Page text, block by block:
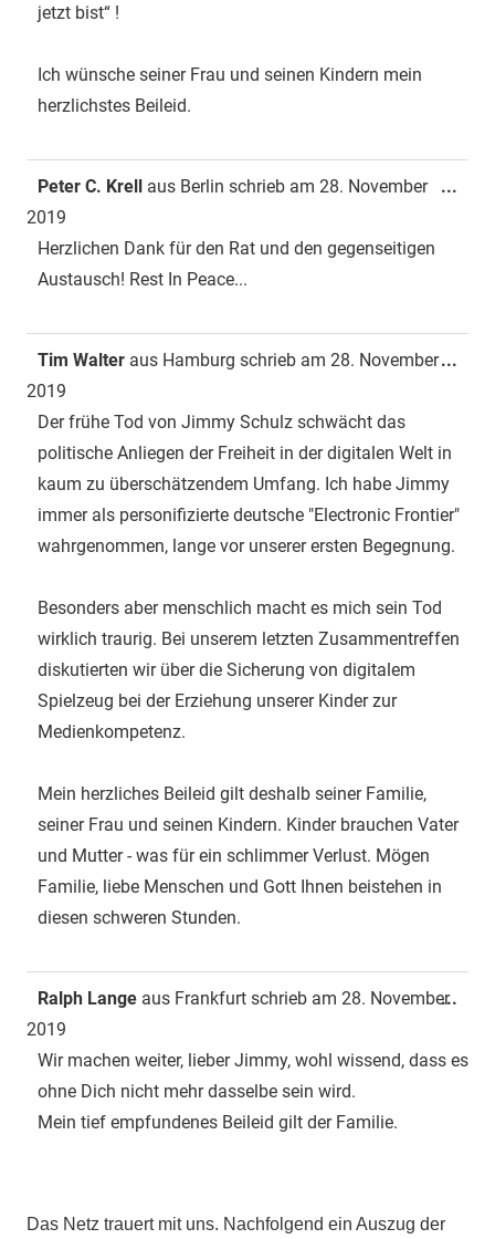
jetzt bist“ !
Ich wünsche seiner Frau und seinen Kindern mein
herzlichstes Beileid.
Peter C. Krell aus Berlin schrieb am 28. November
2019
Herzlichen Dank für den Rat und den gegenseitigen
Austausch! Rest In Peace...
...
Tim Walter aus Hamburg schrieb am 28. November
2019
Der frühe Tod von Jimmy Schulz schwächt das
politische Anliegen der Freiheit in der digitalen Welt in
kaum zu überschätzendem Umfang. Ich habe Jimmy
immer als personifizierte deutsche "Electronic Frontier"
wahrgenommen, lange vor unserer ersten Begegnung.
Besonders aber menschlich macht es mich sein Tod
wirklich traurig. Bei unserem letzten Zusammentreffen
diskutierten wir über die Sicherung von digitalem
Spielzeug bei der Erziehung unserer Kinder zur
Medienkompetenz.
Mein herzliches Beileid gilt deshalb seiner Familie,
seiner Frau und seinen Kindern. Kinder brauchen Vater
und Mutter - was für ein schlimmer Verlust. Mögen
Familie, liebe Menschen und Gott Ihnen beistehen in
diesen schweren Stunden.
...
Ralph Lange aus Frankfurt schrieb am 28. November
2019
Wir machen weiter, lieber Jimmy, wohl wissend, dass es
ohne Dich nicht mehr dasselbe sein wird.
Mein tief empfundenes Beileid gilt der Familie.
...
Das Netz trauert mit uns. Nachfolgend ein Auszug der